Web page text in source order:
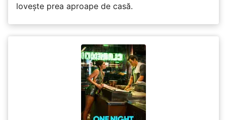
lovește prea aproape de casă.